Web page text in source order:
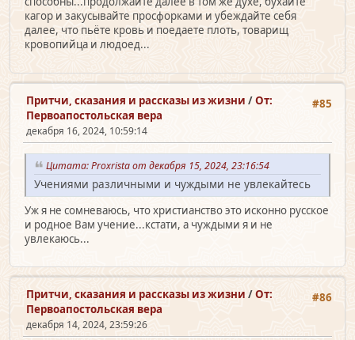
кагор и закусывайте просфорками и убеждайте себя
далее, что пьёте кровь и поедаете плоть, товарищ
кровопийца и людоед...
#85
Притчи, сказания и рассказы из жизни /От:
Первоапостольская вера
декабря 16, 2024, 10:59:14
Цитата: Proxrista от декабря 15, 2024, 23:16:54
Учениями различными и чуждыми не увлекайтесь
Уж я не сомневаюсь, что христианство это исконно русское
и родное Вам учение...кстати, а чуждыми я и не
увлекаюсь...
#86
Притчи, сказания и рассказы из жизни /От:
Первоапостольская вера
декабря 14, 2024, 23:59:26